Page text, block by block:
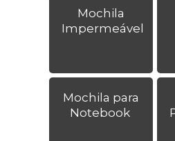
Mochila
Impermeável
Mochila para
Notebook